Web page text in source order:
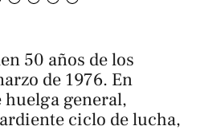
50 años de los
de 1976. En
huelga general,
ciclo de lucha,